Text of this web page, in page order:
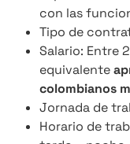
con las
Tipo de
Salario: Entre
equivalente
colombianos
Jornada de
Horario de